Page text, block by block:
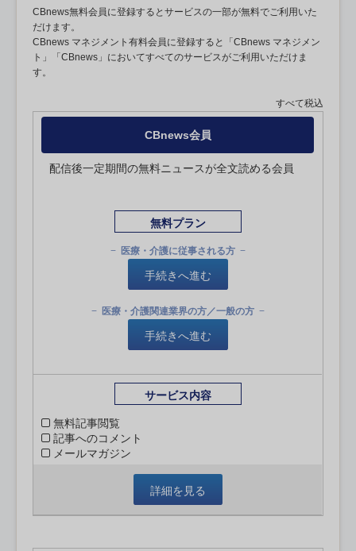
CBnews無料会員に登録するとサービスの一部が無料でご利用いた
だけます。
CBnews マネジメント有料会員に登録すると「CBnews マネジメン
ト」「CBnews」においてすべてのサービスがご利用いただけま
す。
すべて税込
CBnews会員
配信後一定期間の無料ニュースが全文読める会員
無料プラン
医療・介護に従事される方
手続きへ進む
医療・介護関連業界の方／一般の方
手続きへ進む
サービス内容
無料記事閲覧
記事へのコメント
メールマガジン
詳細を見る